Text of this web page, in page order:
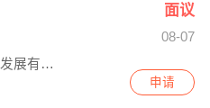
面议
08-07
江西省通瑞新能源科技发展有限公司
申请